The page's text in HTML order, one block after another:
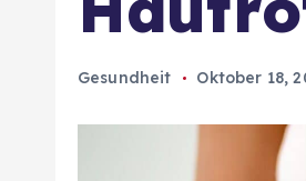
Gesundheit Oktober 18,